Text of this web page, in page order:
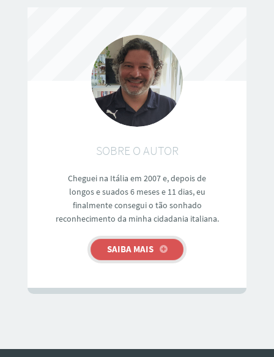
SOBRE O AUTOR
Cheguei na Itália em 2007 e, depois de
longos e suados 6 meses e 11 dias, eu
finalmente consegui o tão sonhado
reconhecimento da minha cidadania italiana.
SAIBA MAIS